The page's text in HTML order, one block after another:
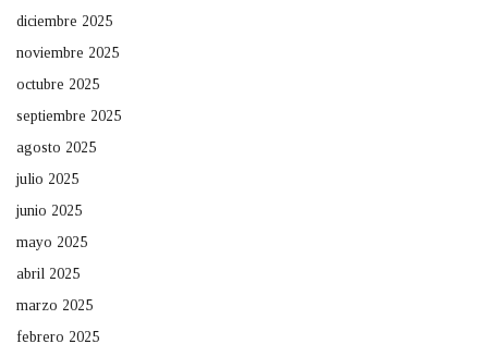
diciembre 2025
noviembre 2025
octubre 2025
septiembre 2025
agosto 2025
julio 2025
junio 2025
mayo 2025
abril 2025
marzo 2025
febrero 2025